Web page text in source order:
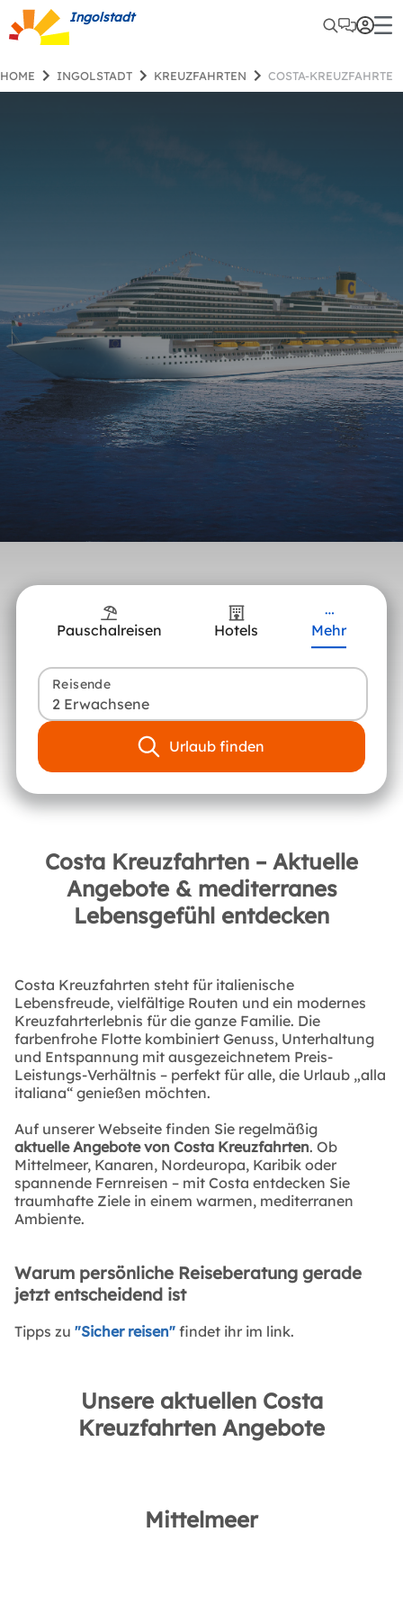
Ingolstadt
HOME INGOLSTADT KREUZFAHRTEN COSTA-KREUZFAHRTEN
Pauschalreisen Hotels Mehr
Reisende
2 Erwachsene
Urlaub finden
Costa Kreuzfahrten – Aktuelle
Angebote & mediterranes
Lebensgefühl entdecken
Costa Kreuzfahrten steht für italienische
Lebensfreude, vielfältige Routen und ein modernes
Kreuzfahrterlebnis für die ganze Familie. Die
farbenfrohe Flotte kombiniert Genuss, Unterhaltung
und Entspannung mit ausgezeichnetem Preis-
Leistungs-Verhältnis – perfekt für alle, die Urlaub „alla
italiana“ genießen möchten.
Auf unserer Webseite finden Sie regelmäßig
aktuelle Angebote von Costa Kreuzfahrten. Ob
Mittelmeer, Kanaren, Nordeuropa, Karibik oder
spannende Fernreisen – mit Costa entdecken Sie
traumhafte Ziele in einem warmen, mediterranen
Ambiente.
Warum persönliche Reiseberatung gerade
jetzt entscheidend ist
Tipps zu "Sicher reisen" findet ihr im link.
Unsere aktuellen Costa
Kreuzfahrten Angebote
Mittelmeer